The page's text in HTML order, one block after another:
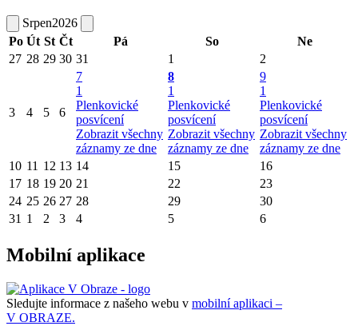
Srpen2026
Po Út St Čt Pá So
Ne
27 28 29 30 31 1 2
3 4 5 6
7
1
Plenkovické
posvícení
Zobrazit všechny
záznamy ze dne
8
1
Plenkovické
posvícení
Zobrazit všechny
záznamy ze dne
9
1
Plenkovické
posvícení
Zobrazit všechny
záznamy ze dne
10 11 12 13 14 15
16
17 18 19 20 21 22
23
24 25 26 27 28 29
30
31 1 2 3 4 5 6
Mobilní aplikace
Sledujte informace z našeho webu v mobilní aplikaci –
V OBRAZE.